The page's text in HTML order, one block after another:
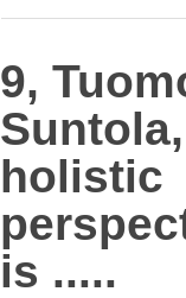
9,
holistic
is .....